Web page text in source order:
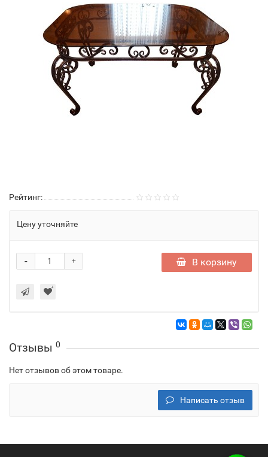
Рейтинг:
Цену уточняйте
+
- В корзину
Отзывы 0
Нет отзывов об этом товаре.
Написать отзыв